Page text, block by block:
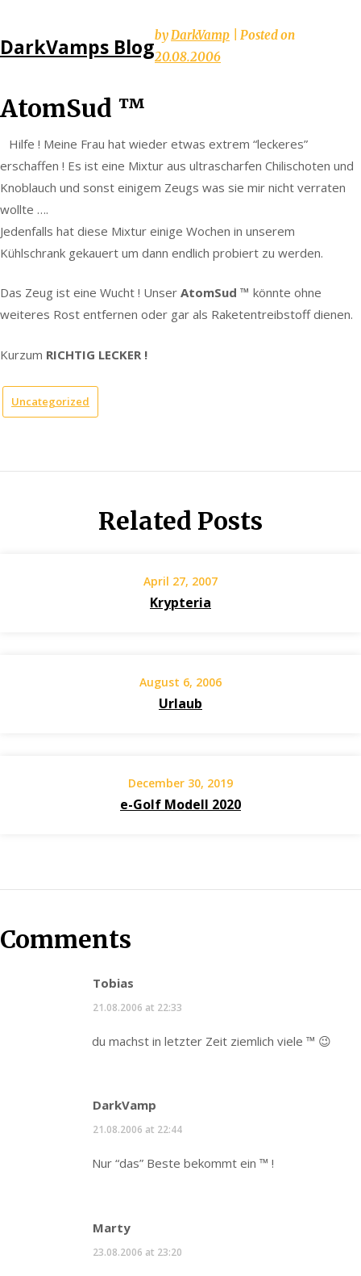
to
DarkVamps Blog
AtomSud ™
byDarkVamp
Posted on
20.08.2006
Hilfe ! Meine Frau hat wieder etwas extrem “leckeres”
erschaffen ! Es ist eine Mixtur aus ultrascharfen Chilischoten und
Knoblauch und sonst einigem Zeugs was sie mir nicht verraten
wollte ….
Jedenfalls hat diese Mixtur einige Wochen in unserem
Kühlschrank gekauert um dann endlich probiert zu werden.
Das Zeug ist eine Wucht ! Unser AtomSud ™ könnte ohne
weiteres Rost entfernen oder gar als Raketentreibstoff dienen.
Kurzum RICHTIG LECKER !
Uncategorized
Related Posts
April 27, 2007
Krypteria
August 6, 2006
Urlaub
December 30, 2019
e-Golf Modell 2020
Comments
Tobias
21.08.2006 at 22:33
du machst in letzter Zeit ziemlich viele ™ 😉
DarkVamp
21.08.2006 at 22:44
Nur “das” Beste bekommt ein ™ !
Marty
23.08.2006 at 23:20